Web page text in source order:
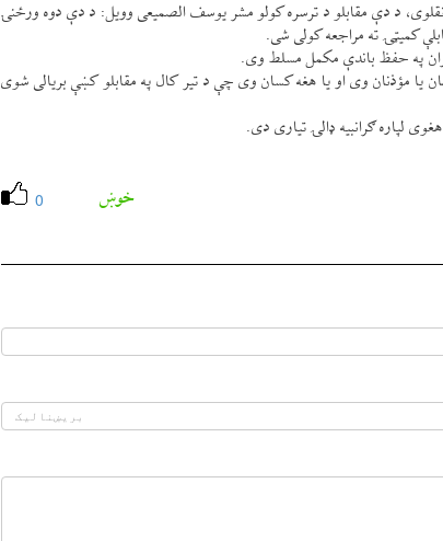
د دې مقابلو د ترسره كولو مشر يوسف الصميعی وويل: د دې دوه ورځنۍ
كمیټۍ ته مراجعه كولی شی.
په حفظ باندې مكمل مسلط وی.
يا مؤذنان وی او يا هغه كسان وی چې د تير كال په مقابلو كښې بريالی شوی
لپاره ګرانبيه ډالۍ تياری دی.
0 خوښ